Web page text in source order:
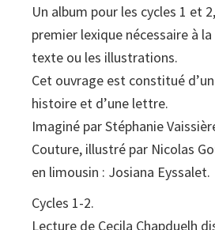
Un album pour les cycles 1 et
premier lexique nécessaire à
texte ou les illustrations.
Cet ouvrage est constitué
histoire et d’une lettre.
Imaginé par Stéphanie
Couture, illustré par Nicolas
en limousin : Josiana Eyssalet.
Cycles 1-2.
Lecture de Cecila Chapduelh